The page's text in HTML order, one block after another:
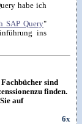
habe ich
SAP Query"
ins
sind
finden.
auf
6x